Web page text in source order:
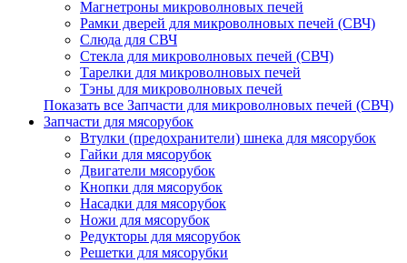
Магнетроны микроволновых печей
Рамки дверей для микроволновых печей (СВЧ)
Слюда для СВЧ
Стекла для микроволновых печей (СВЧ)
Тарелки для микроволновых печей
Тэны для микроволновых печей
Показать все Запчасти для микроволновых печей (СВЧ)
Запчасти для мясорубок
Втулки (предохранители) шнека для мясорубок
Гайки для мясорубок
Двигатели мясорубок
Кнопки для мясорубок
Насадки для мясорубок
Ножи для мясорубок
Редукторы для мясорубок
Решетки для мясорубки